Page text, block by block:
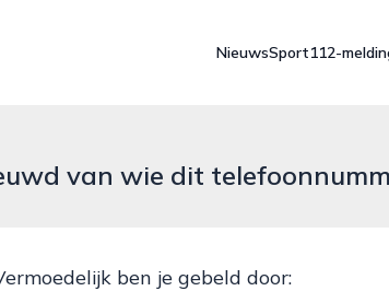
NieuwsSport112-
van wie dit
ben je gebeld door: